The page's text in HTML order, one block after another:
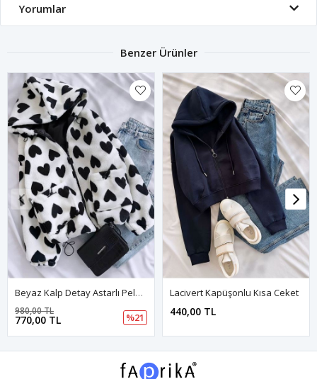
Yorumlar
Benzer Ürünler
Beyaz Kalp Detay Astarlı Peluş Ceket
770,00 TL
980,00 TL
%21
Lacivert Kapüşonlu Kısa Ceket
440,00 TL